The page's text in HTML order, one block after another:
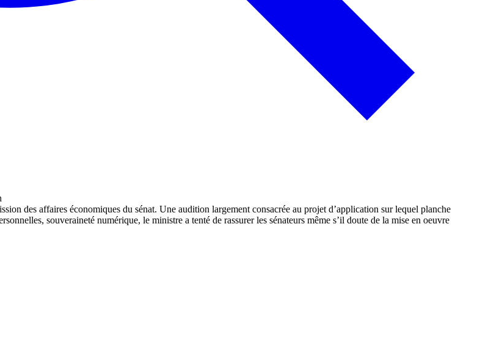
des affaires économiques du sénat. Une audition largement consacrée au projet d’application sur lequel planche
souveraineté numérique, le ministre a tenté de rassurer les sénateurs même s’il doute de la mise en oeuvre